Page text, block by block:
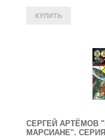
СЕРГЕЙ АРТЁМОВ
МАРСИАНЕ".